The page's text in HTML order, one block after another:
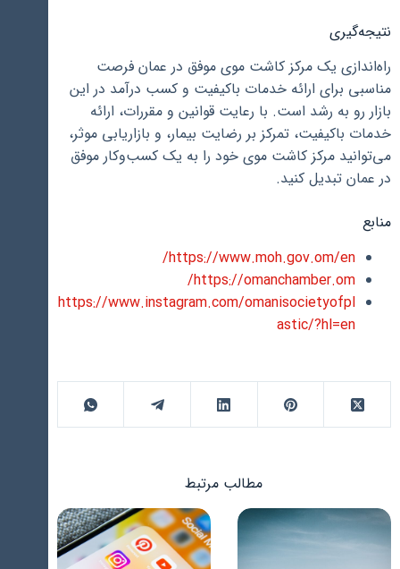
نتیجه‌گیری
راه‌اندازی یک مرکز کاشت موی موفق در عمان فرصت
مناسبی برای ارائه خدمات باکیفیت و کسب درآمد در این
بازار رو به رشد است. با رعایت قوانین و مقررات، ارائه
خدمات باکیفیت، تمرکز بر رضایت بیمار، و بازاریابی موثر،
می‌توانید مرکز کاشت موی خود را به یک کسب‌وکار موفق
در عمان تبدیل کنید.
منابع
https://www.moh.gov.om/en/
https://omanchamber.om/
https://www.instagram.com/omanisocietyofpl
astic/?hl=en
مطالب مرتبط